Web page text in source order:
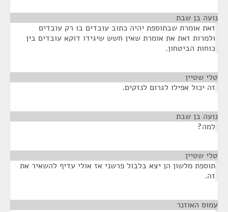
נועה בן שבת
זאת אומרת שבתוספת יהיה כתוב עובדים בו רק עובדים
ולמרות זאת את אומרת שאין חשש שיגידו דוקא עובדים בין
כוחות הביטחון.
טלי שטיין
זה יכול אפילו לגרום לנזקים.
נועה בן שבת
למה?
טלי שטיין
תוספת מלשון הן יצא בלבול פרשני אז אולי עדיף להשאיר את
זה.
עמוס האוזנר